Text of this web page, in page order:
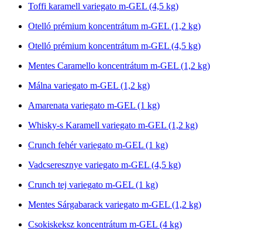
Toffi karamell variegato m-GEL (4,5 kg)
Otelló prémium koncentrátum m-GEL (1,2 kg)
Otelló prémium koncentrátum m-GEL (4,5 kg)
Mentes Caramello koncentrátum m-GEL (1,2 kg)
Málna variegato m-GEL (1,2 kg)
Amarenata variegato m-GEL (1 kg)
Whisky-s Karamell variegato m-GEL (1,2 kg)
Crunch fehér variegato m-GEL (1 kg)
Vadcseresznye variegato m-GEL (4,5 kg)
Crunch tej variegato m-GEL (1 kg)
Mentes Sárgabarack variegato m-GEL (1,2 kg)
Csokiskeksz koncentrátum m-GEL (4 kg)